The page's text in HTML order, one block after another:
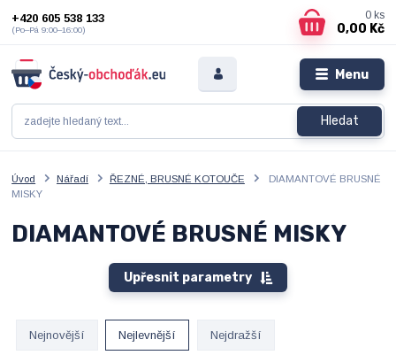
Menu
Hledat
+420 605 538 133
(Po–Pá 9:00–16:00)
0 ks
0,00 Kč
Úvod Nářadí ŘEZNÉ, BRUSNÉ KOTOUČE
DIAMANTOVÉ BRUSNÉ
MISKY
DIAMANTOVÉ BRUSNÉ MISKY
Upřesnit parametry
Nejnovější Nejlevnější Nejdražší